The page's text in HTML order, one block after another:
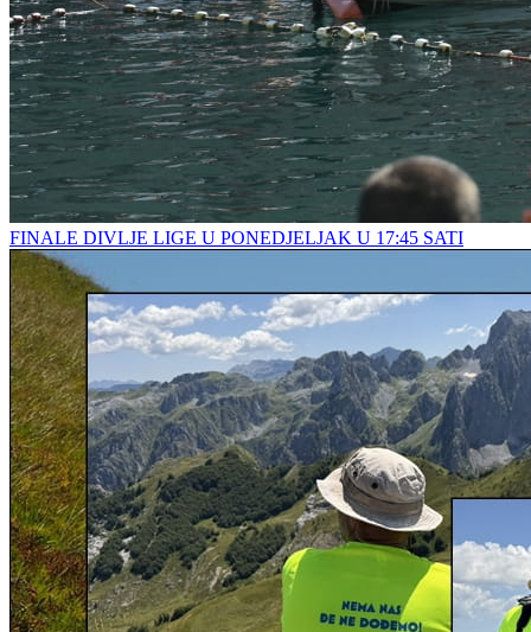
FINALE DIVLJE LIGE U PONEDJELJAK U 17:45 SATI